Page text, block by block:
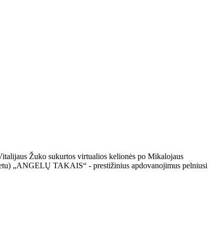
Žuko sukurtos virtualios kelionės po Mikalojaus
„ANGELŲ TAKAIS“ - prestižinius apdovanojimus pelniusi